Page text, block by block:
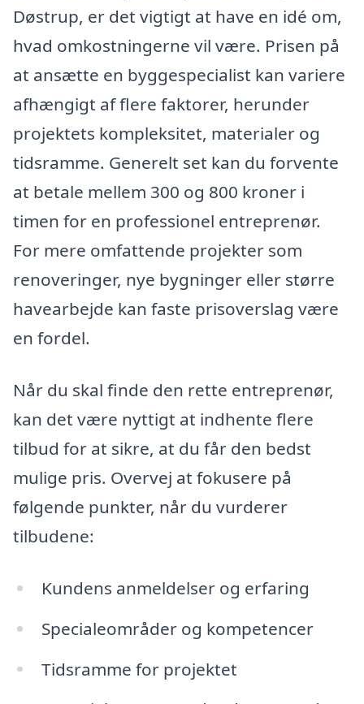
Døstrup, er det vigtigt at have en idé om,
hvad omkostningerne vil være. Prisen på
at ansætte en byggespecialist kan variere
afhængigt af flere faktorer, herunder
projektets kompleksitet, materialer og
tidsramme. Generelt set kan du forvente
at betale mellem 300 og 800 kroner i
timen for en professionel entreprenør.
For mere omfattende projekter som
renoveringer, nye bygninger eller større
havearbejde kan faste prisoverslag være
en fordel.
Når du skal finde den rette entreprenør,
kan det være nyttigt at indhente flere
tilbud for at sikre, at du får den bedst
mulige pris. Overvej at fokusere på
følgende punkter, når du vurderer
tilbudene:
Kundens anmeldelser og erfaring
Specialeområder og kompetencer
Tidsramme for projektet